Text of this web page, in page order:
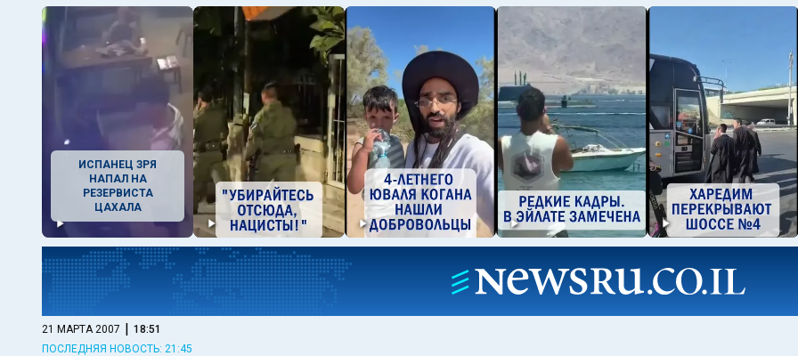
ИСПАНЕЦ ЗРЯ
НАПАЛ НА
РЕЗЕРВИСТА
ЦАХАЛА
21 МАРТА 2007 | 18:51
ПОСЛЕДНЯЯ НОВОСТЬ: 21:45